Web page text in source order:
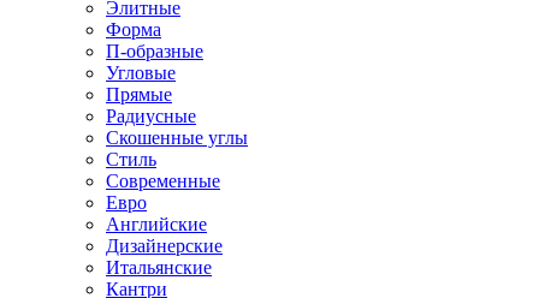
Элитные
Форма
П-образные
Угловые
Прямые
Радиусные
Скошенные углы
Стиль
Современные
Евро
Английские
Дизайнерские
Итальянские
Кантри